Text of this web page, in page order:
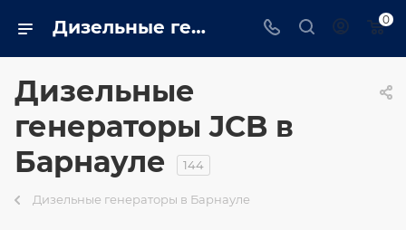
Дизельные генераторы jcb: Промышленные, бытовые купить в Барнауле на сайте - barnaul.trustenergo.ru 0
Дизельные
генераторы JCB в
Барнауле
144
Дизельные генераторы в Барнауле